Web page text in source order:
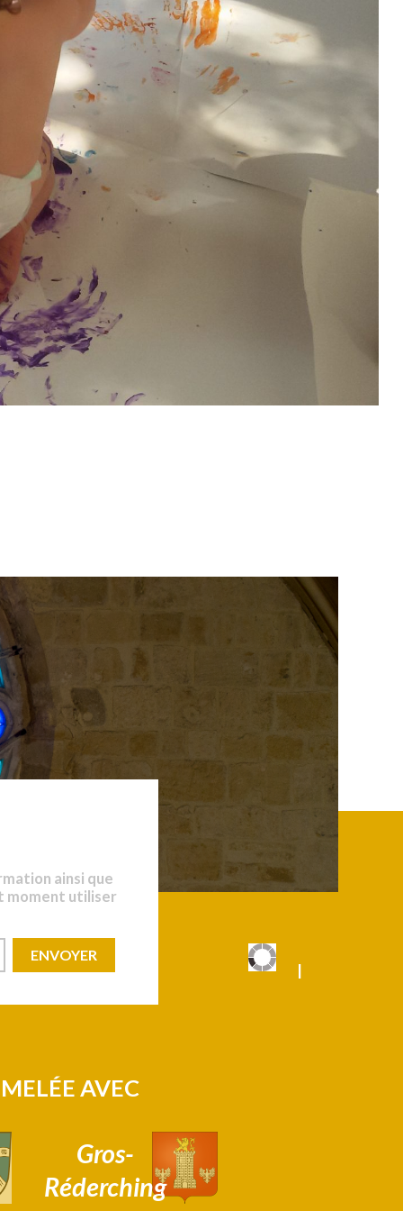
ainsi que
moment utiliser
|
|
AVEC
Gros-
Réderching